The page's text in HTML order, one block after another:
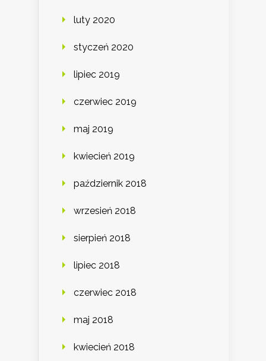
luty 2020
styczeń 2020
lipiec 2019
czerwiec 2019
maj 2019
kwiecień 2019
październik 2018
wrzesień 2018
sierpień 2018
lipiec 2018
czerwiec 2018
maj 2018
kwiecień 2018